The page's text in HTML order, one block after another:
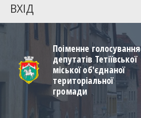
ВХІД
Поіменне голосування
депутатів Тетіївської
міської об'єднаної
територіальної
громади